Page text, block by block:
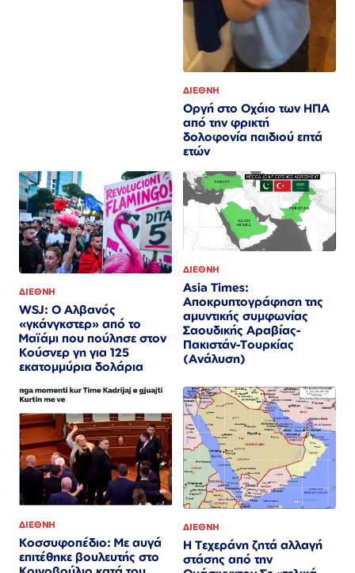
ΔΙΕΘΝΗ
Οργή στο Οχάιο των ΗΠΑ
από την φρικτή
δολοφονία παιδιού επτά
ετών
ΔΙΕΘΝΗ
WSJ: Ο Αλβανός
«γκάνγκστερ» από το
Μαϊάμι που πούλησε στον
Κούσνερ γη για 125
εκατομμύρια δολάρια
ΔΙΕΘΝΗ
Asia Times:
Αποκρυπτογράφηση της
αμυντικής συμφωνίας
Σαουδικής Αραβίας-
Πακιστάν-Τουρκίας
(Ανάλυση)
ΔΙΕΘΝΗ
Κοσσυφοπέδιο: Με αυγά
επιτέθηκε βουλευτής στο
ΔΙΕΘΝΗ
Η Τεχεράνη ζητά αλλαγή
στάσης από την